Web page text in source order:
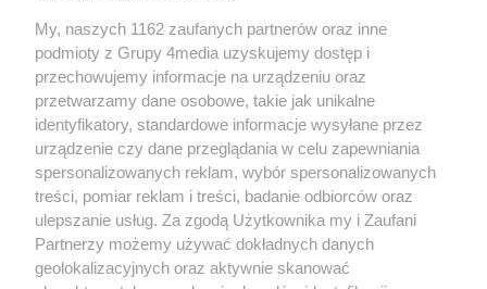
Redakcja Reklama Prywatność
Praca Łódź
the:protocol
My, naszych 1162 zaufanych partnerów oraz inne
podmioty z Grupy 4media uzyskujemy dostęp i
przechowujemy informacje na urządzeniu oraz
przetwarzamy dane osobowe, takie jak unikalne
identyfikatory, standardowe informacje wysyłane przez
urządzenie czy dane przeglądania w celu zapewniania
spersonalizowanych reklam, wybór spersonalizowanych
treści, pomiar reklam i treści, badanie odbiorców oraz
ulepszanie usług. Za zgodą Użytkownika my i Zaufani
Partnerzy możemy używać dokładnych danych
geolokalizacyjnych oraz aktywnie skanować